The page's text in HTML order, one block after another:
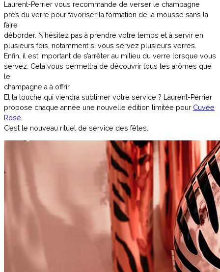
Laurent-Perrier vous recommande de verser le champagne
près du verre pour favoriser la formation de la mousse sans la
faire
déborder. N’hésitez pas à prendre votre temps et à servir en
plusieurs fois, notamment si vous servez plusieurs verres.
Enfin, il est important de s’arrêter au milieu du verre lorsque vous
servez. Cela vous permettra de découvrir tous les arômes que
le
champagne a à offrir.
Et la touche qui viendra sublimer votre service ? Laurent-Perrier
propose chaque année une nouvelle édition limitée pour Cuvée
Rosé
C’est le nouveau rituel de service des fêtes.